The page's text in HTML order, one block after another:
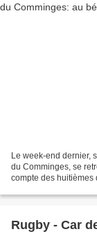
Le week-end dernier,
du Comminges, se
compte des huitièmes
Rugby - Car